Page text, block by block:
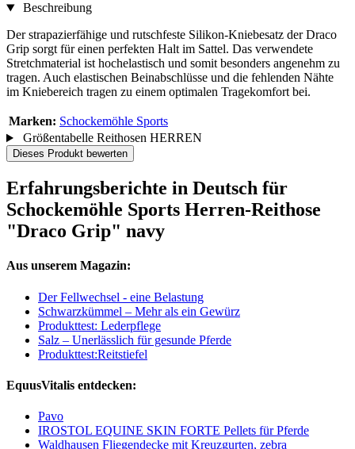
Beschreibung
Der strapazierfähige und rutschfeste Silikon-Kniebesatz der Draco
Grip sorgt für einen perfekten Halt im Sattel. Das verwendete
Stretchmaterial ist hochelastisch und somit besonders angenehm zu
tragen. Auch elastischen Beinabschlüsse und die fehlenden Nähte
im Kniebereich tragen zu einem optimalen Tragekomfort bei.
Marken: Schockemöhle Sports
Größentabelle Reithosen HERREN
Dieses Produkt bewerten
Erfahrungsberichte in Deutsch für
Schockemöhle Sports Herren-Reithose
"Draco Grip" navy
Aus unserem Magazin:
Der Fellwechsel - eine Belastung
Schwarzkümmel – Mehr als ein Gewürz
Produkttest: Lederpflege
Salz – Unerlässlich für gesunde Pferde
Produkttest:Reitstiefel
EquusVitalis entdecken:
Pavo
IROSTOL EQUINE SKIN FORTE Pellets für Pferde
Waldhausen Fliegendecke mit Kreuzgurten, zebra